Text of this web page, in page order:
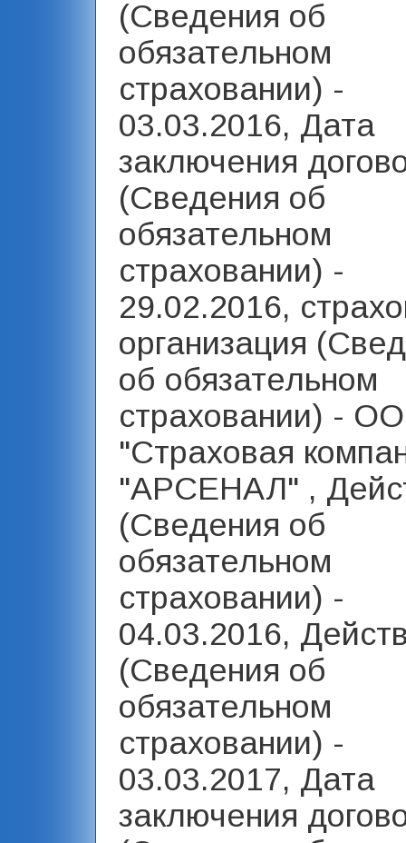
(Сведения об
обязательном
страховании) -
03.03.2016, Дата
заключения
(Сведения об
обязательном
страховании) -
29.02.2016,
организация
об обязательном
страховании) -
"Страховая
"АРСЕНАЛ" ,
(Сведения об
обязательном
страховании) -
04.03.2016,
(Сведения об
обязательном
страховании) -
03.03.2017, Дата
заключения